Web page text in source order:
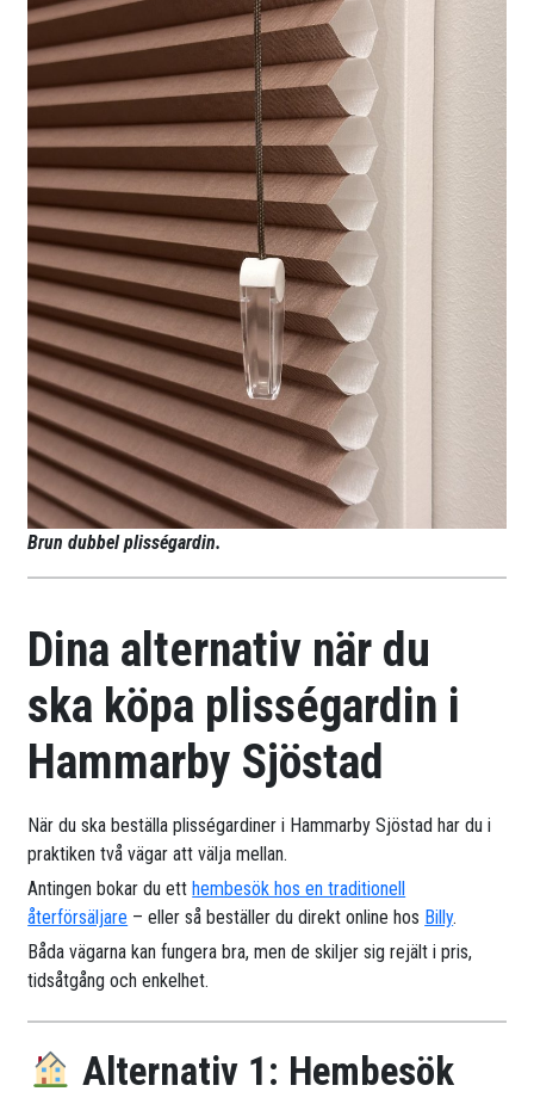
Brun dubbel plisségardin.
Dina alternativ när du
ska köpa plisségardin i
Hammarby Sjöstad
När du ska beställa plisségardiner i Hammarby Sjöstad har du i
praktiken två vägar att välja mellan.
Antingen bokar du etthembesök hos en traditionell
återförsäljare – eller så beställer du direkt online hos Billy.
Båda vägarna kan fungera bra, men de skiljer sig rejält i pris,
tidsåtgång och enkelhet.
Alternativ 1: Hembesök